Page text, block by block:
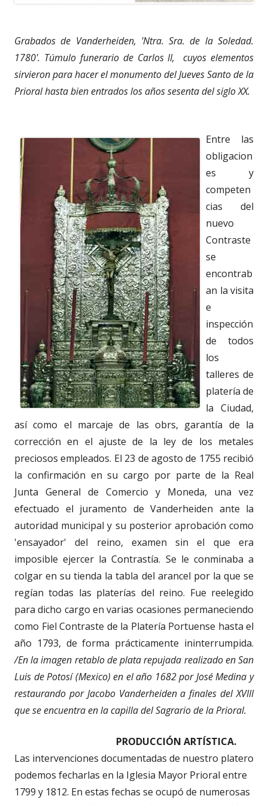
Grabados de Vanderheiden, 'Ntra. Sra. de la Soledad.
1780'. Túmulo funerario de Carlos II, cuyos elementos
sirvieron para hacer el monumento del Jueves Santo de la
Prioral hasta bien entrados los años sesenta del siglo XX.
Entre las
obligacion
es y
competen
cias del
nuevo
Contraste
se
encontrab
an la visita
e
inspección
de todos
los
talleres de
platería de
la Ciudad,
así como el marcaje de las obrs, garantía de la
corrección en el ajuste de la ley de los metales
preciosos empleados. El 23 de agosto de 1755 recibió
la confirmación en su cargo por parte de la Real
Junta General de Comercio y Moneda, una vez
efectuado el juramento de Vanderheiden ante la
autoridad municipal y su posterior aprobación como
'ensayador' del reino, examen sin el que era
imposible ejercer la Contrastía. Se le conminaba a
colgar en su tienda la tabla del arancel por la que se
regían todas las platerías del reino. Fue reelegido
para dicho cargo en varias ocasiones permaneciendo
como Fiel Contraste de la Platería Portuense hasta el
año 1793, de forma prácticamente ininterrumpida.
/En la imagen retablo de plata repujada realizado en San
Luis de Potosí (Mexico) en el año 1682 por José Medina y
restaurando por Jacobo Vanderheiden a finales del XVIII
que se encuentra en la capilla del Sagrario de la Prioral.
PRODUCCIÓN ARTÍSTICA.
Las intervenciones documentadas de nuestro platero
podemos fecharlas en la Iglesia Mayor Prioral entre
1799 y 1812. En estas fechas se ocupó de numerosas